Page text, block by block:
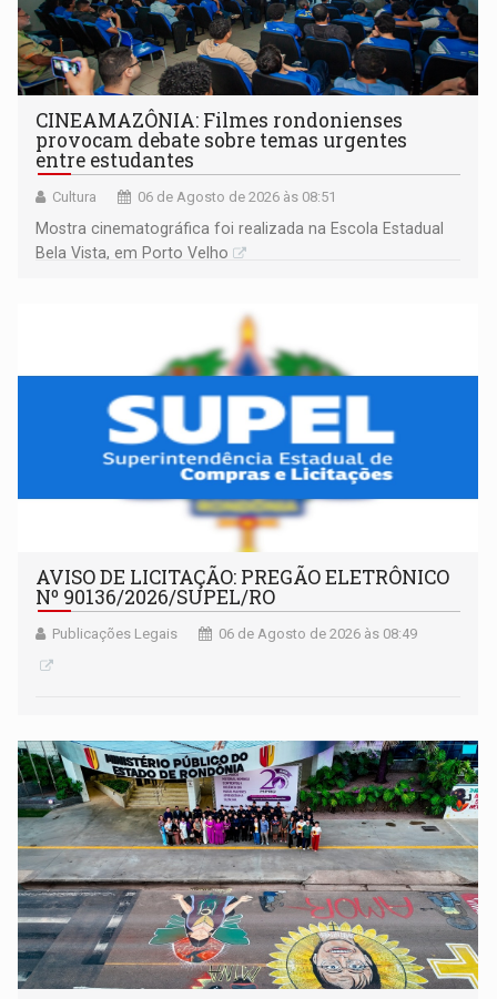
CINEAMAZÔNIA: Filmes rondonienses
provocam debate sobre temas urgentes
entre estudantes
Cultura 06 de Agosto de 2026 às 08:51
Mostra cinematográfica foi realizada na Escola Estadual
Bela Vista, em Porto Velho
AVISO DE LICITAÇÃO: PREGÃO ELETRÔNICO
Nº 90136/2026/SUPEL/RO
Publicações Legais 06 de Agosto de 2026 às 08:49